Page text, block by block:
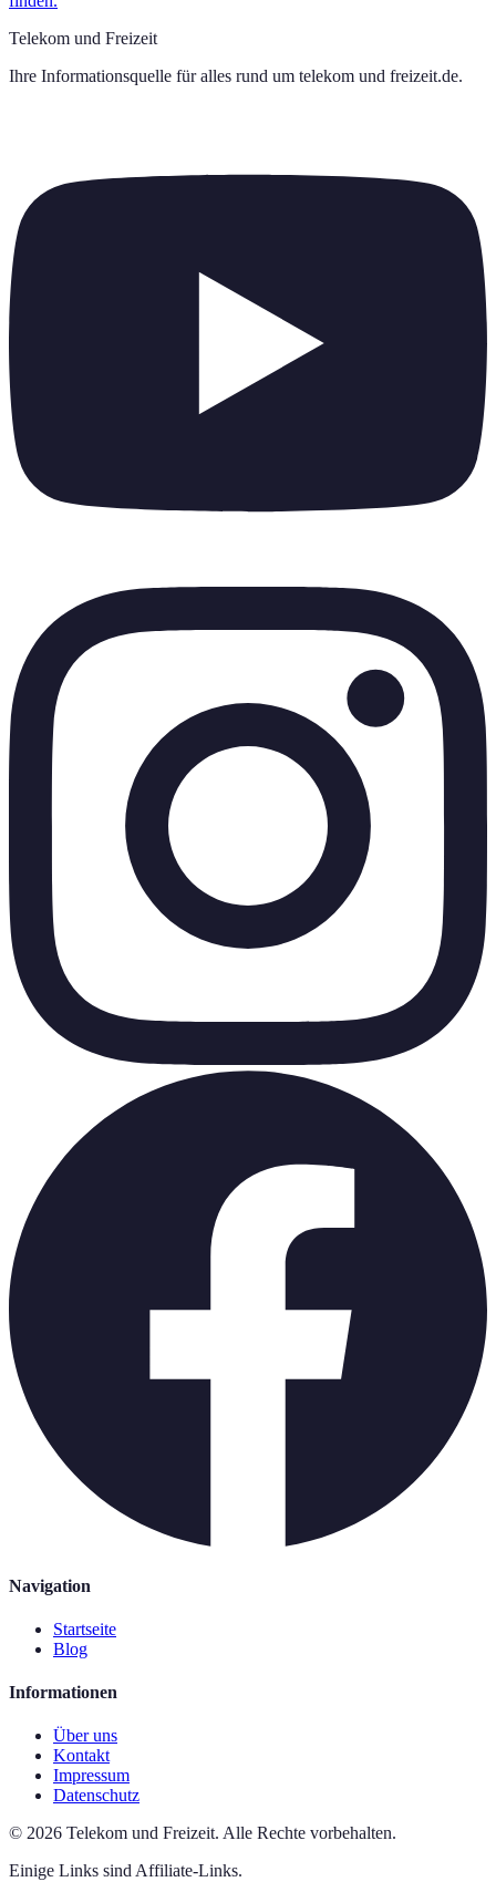
Telekom und Freizeit
Ihre Informationsquelle für alles rund um telekom und freizeit.de.
Navigation
Startseite
Blog
Informationen
Über uns
Kontakt
Impressum
Datenschutz
© 2026 Telekom und Freizeit. Alle Rechte vorbehalten.
Einige Links sind Affiliate-Links.